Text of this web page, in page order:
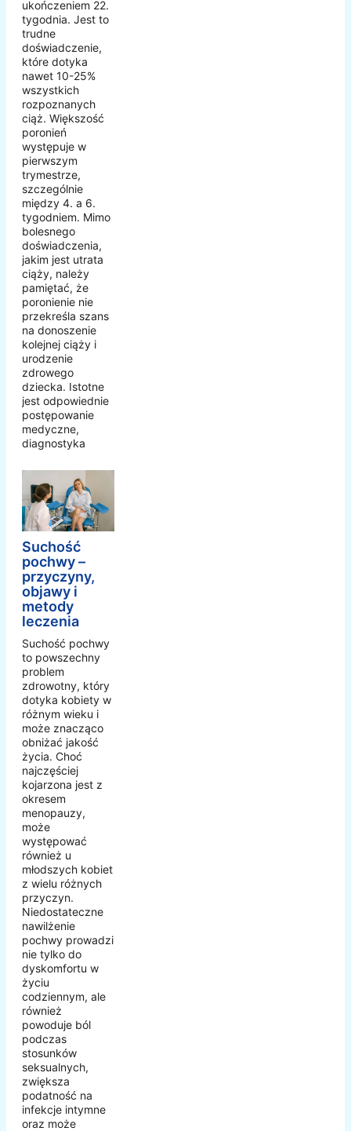
ukończeniem 22.
tygodnia. Jest to
trudne
doświadczenie,
które dotyka
nawet 10-25%
wszystkich
rozpoznanych
ciąż. Większość
poronień
występuje w
pierwszym
trymestrze,
szczególnie
między 4. a 6.
tygodniem. Mimo
bolesnego
doświadczenia,
jakim jest utrata
ciąży, należy
pamiętać, że
poronienie nie
przekreśla szans
na donoszenie
kolejnej ciąży i
urodzenie
zdrowego
dziecka. Istotne
jest odpowiednie
postępowanie
medyczne,
diagnostyka
Suchość
pochwy –
przyczyny,
objawy i
metody
leczenia
Suchość pochwy
to powszechny
problem
zdrowotny, który
dotyka kobiety w
różnym wieku i
może znacząco
obniżać jakość
życia. Choć
najczęściej
kojarzona jest z
okresem
menopauzy,
może
występować
również u
młodszych kobiet
z wielu różnych
przyczyn.
Niedostateczne
nawilżenie
pochwy prowadzi
nie tylko do
dyskomfortu w
życiu
codziennym, ale
również
powoduje ból
podczas
stosunków
seksualnych,
zwiększa
podatność na
infekcje intymne
oraz może